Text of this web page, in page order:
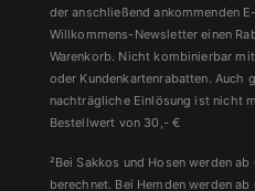
der anschließend ankommenden
Willkommens-Newsletter einen
Warenkorb. Nicht kombinierbar
oder Kundenkartenrabatten. Auch
nachträgliche Einlösung ist nicht
Bestellwert von 30,- €
²Bei Sakkos und Hosen werden
berechnet. Bei Hemden werden